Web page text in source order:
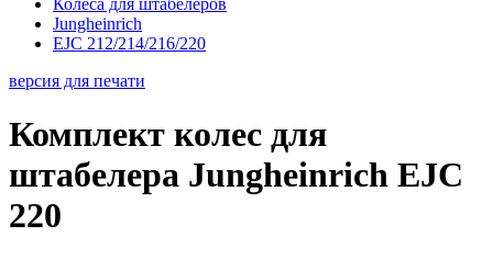
Колеса для штабелеров
Jungheinrich
EJC 212/214/216/220
версия для печати
Комплект колес для
штабелера Jungheinrich EJC
220